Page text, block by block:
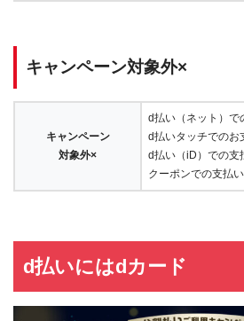
キャンペーン対象外×
キャンペーン
対象外×
d払い（ネット）で
d払いタッチでのお
d払い（iD）での支
クーポンでの支払い
d払いにはdカード